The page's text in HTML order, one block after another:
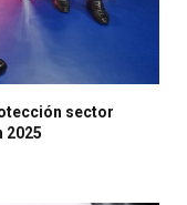
sector
2025